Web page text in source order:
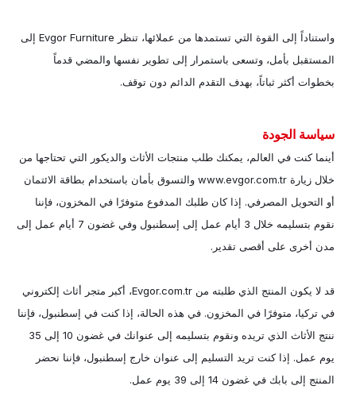
واستناداً إلى القوة التي تستمدها من عملائها، تنظر Evgor Furniture إلى
المستقبل بأمل، وتسعى باستمرار إلى تطوير نفسها والمضي قدماً
بخطوات أكثر ثباتاً، بهدف التقدم الدائم دون توقف.
سياسة الجودة
أينما كنت في العالم، يمكنك طلب منتجات الأثاث والديكور التي تحتاجها من
خلال زيارة www.evgor.com.tr والتسوق بأمان باستخدام بطاقة الائتمان
أو التحويل المصرفي. إذا كان طلبك المدفوع متوفرًا في المخزون، فإننا
نقوم بتسليمه خلال 3 أيام عمل إلى إسطنبول وفي غضون 7 أيام عمل إلى
مدن أخرى على أقصى تقدير.
قد لا يكون المنتج الذي طلبته من Evgor.com.tr، أكبر متجر أثاث إلكتروني
في تركيا، متوفرًا في المخزون. في هذه الحالة، إذا كنت في إسطنبول، فإننا
ننتج الأثاث الذي تريده ونقوم بتسليمه إلى عنوانك في غضون 10 إلى 35
يوم عمل. إذا كنت تريد التسليم إلى عنوان خارج إسطنبول، فإننا نحضر
المنتج إلى بابك في غضون 14 إلى 39 يوم عمل.